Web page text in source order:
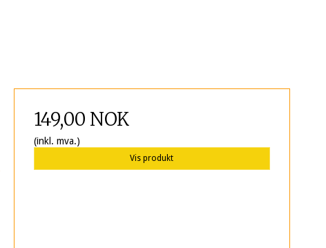
149,00 NOK
(inkl. mva.)
Vis produkt